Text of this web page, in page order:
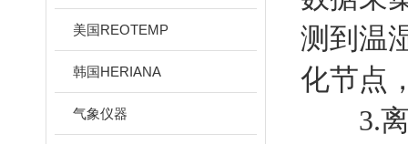
美国REOTEMP
韩国HERIANA
气象仪器
测到温
化节点
3.离